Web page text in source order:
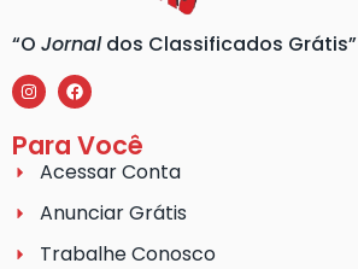
“O Jornaldos Classificados Grátis”
Para Você
Acessar Conta
Anunciar Grátis
Trabalhe Conosco